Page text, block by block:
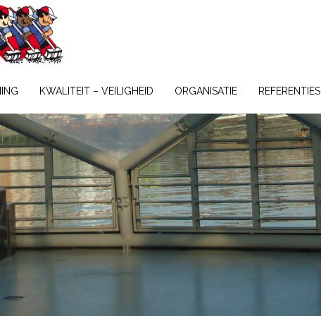
KWALITEIT – VEILIGHEID ORGANISATIE REFERENTIES